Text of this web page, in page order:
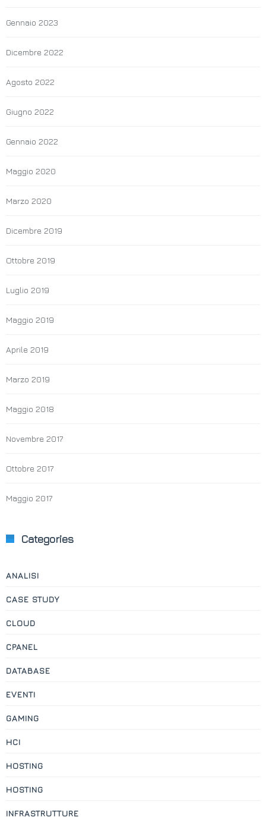
Gennaio 2023
Dicembre 2022
Agosto 2022
Giugno 2022
Gennaio 2022
Maggio 2020
Marzo 2020
Dicembre 2019
Ottobre 2019
Luglio 2019
Maggio 2019
Aprile 2019
Marzo 2019
Maggio 2018
Novembre 2017
Ottobre 2017
Maggio 2017
Categories
ANALISI
CASE STUDY
CLOUD
CPANEL
DATABASE
EVENTI
GAMING
HCI
HOSTING
HOSTING
INFRASTRUTTURE